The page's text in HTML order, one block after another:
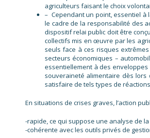
agriculteurs faisant le choix
– Cependant un point, essentiel à
le cadre de la responsabilité des
dispositif relai public doit être
collectifs mis en œuvre par les
seuls face à ces risques
secteurs économiques –
essentiellement à des enveloppes
souveraineté alimentaire dès lors
satisfaire de tels types de
En situations de crises graves, l’action
-rapide, ce qui suppose une analyse de
-cohérente avec les outils privés de